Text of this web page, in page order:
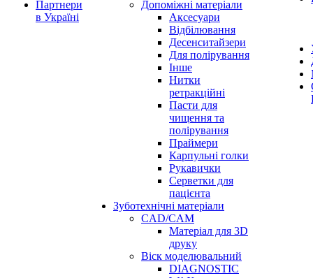
Партнери
в Україні
Допоміжні матеріали
Аксесуари
Відбілювання
Десенситайзери
Для полірування
Інше
Нитки
ретракційні
Пасти для
чищення та
полірування
Праймери
Карпульні голки
Рукавички
Серветки для
пацієнта
Зуботехнічні матеріали
CAD/CAM
Матеріал для 3D
друку
Віск моделювальний
DIAGNOSTIC